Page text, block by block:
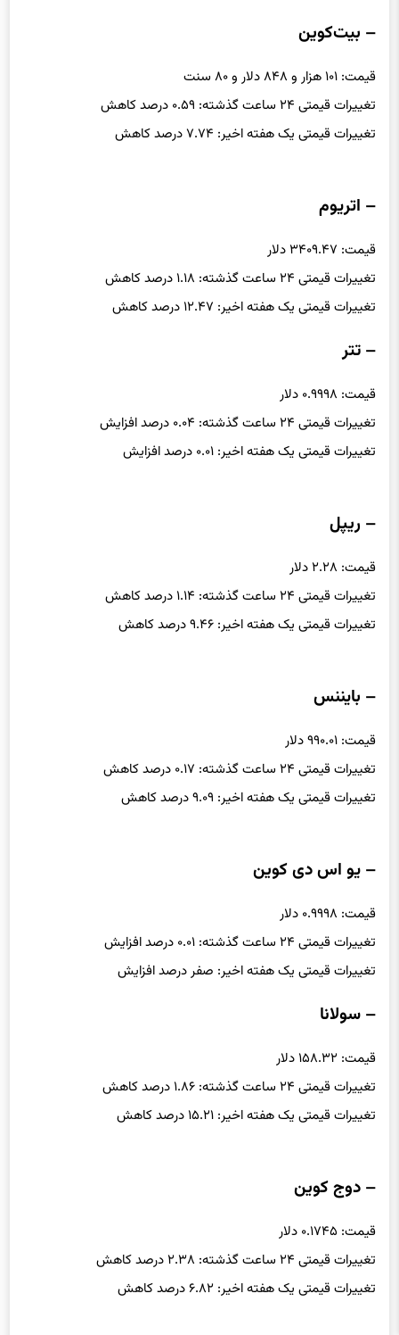
– بیت‌کوین
قیمت: ۱۰۱ هزار و ۸۴۸ دلار و ۸۰ سنت
تغییرات قیمتی ۲۴ ساعت گذشته: ۰.۵۹ درصد کاهش
تغییرات قیمتی یک هفته اخیر: ۷.۷۴ درصد کاهش
– اتریوم
قیمت: ۳۴۰۹.۴۷ دلار
تغییرات قیمتی ۲۴ ساعت گذشته: ۱.۱۸ درصد کاهش
تغییرات قیمتی یک هفته اخیر: ۱۲.۴۷ درصد کاهش
– تتر
قیمت: ۰.۹۹۹۸ دلار
تغییرات قیمتی ۲۴ ساعت گذشته: ۰.۰۴ درصد افزایش
تغییرات قیمتی یک هفته اخیر: ۰.۰۱ درصد افزایش
– ریپل
قیمت: ۲.۲۸ دلار
تغییرات قیمتی ۲۴ ساعت گذشته: ۱.۱۴ درصد کاهش
تغییرات قیمتی یک هفته اخیر: ۹.۴۶ درصد کاهش
– بایننس
قیمت: ۹۹۰.۰۱ دلار
تغییرات قیمتی ۲۴ ساعت گذشته: ۰.۱۷ درصد کاهش
تغییرات قیمتی یک هفته اخیر: ۹.۰۹ درصد کاهش
– یو اس دی کوین
قیمت: ۰.۹۹۹۸ دلار
تغییرات قیمتی ۲۴ ساعت گذشته: ۰.۰۱ درصد افزایش
تغییرات قیمتی یک هفته اخیر: صفر درصد افزایش
– سولانا
قیمت: ۱۵۸.۳۲ دلار
تغییرات قیمتی ۲۴ ساعت گذشته: ۱.۸۶ درصد کاهش
تغییرات قیمتی یک هفته اخیر: ۱۵.۲۱ درصد کاهش
– دوج کوین
قیمت: ۰.۱۷۴۵ دلار
تغییرات قیمتی ۲۴ ساعت گذشته: ۲.۳۸ درصد کاهش
تغییرات قیمتی یک هفته اخیر: ۶.۸۲ درصد کاهش